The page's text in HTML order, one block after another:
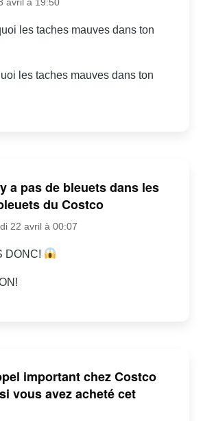
avril à 19:50
les taches mauves dans ton
les taches mauves dans ton
a pas de bleuets dans les
du Costco
22 avril à 00:07
DONC!
important chez Costco
vous avez acheté cet